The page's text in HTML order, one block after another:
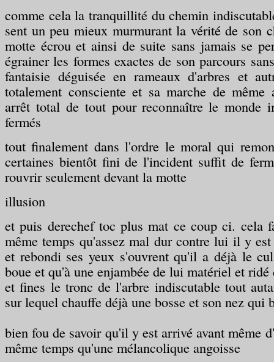
comme cela la tranquillité du chemin
sent un peu mieux murmurant la vérité de son
motte écrou et ainsi de suite sans jamais se
égrainer les formes exactes de son parcours
fantaisie déguisée en rameaux d'arbres et
totalement consciente et sa marche de même
arrêt total de tout pour reconnaître le monde
fermés
tout finalement dans l'ordre le moral qui
certaines bientôt fini de l'incident suffit de
rouvrir seulement devant la motte
illusion
et puis derechef toc plus mat ce coup ci. cela
même temps qu'assez mal dur contre lui il y
et rebondi ses yeux s'ouvrent qu'il a déjà le
boue et qu'à une enjambée de lui matériel et ridé
et fines le tronc de l'arbre indiscutable tout
sur lequel chauffe déjà une bosse et son nez qui
bien fou de savoir qu'il y est arrivé avant même
même temps qu'une mélancolique angoisse